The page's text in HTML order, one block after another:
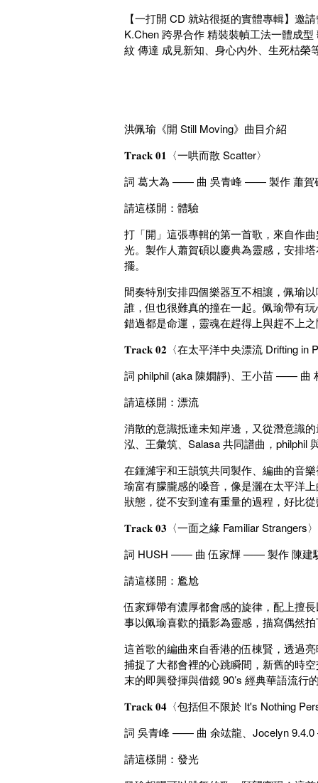
【一打開 CD 就站很挺的實體專輯】邀
K.Chen 跨界合作 精裝裝幀工法一體成
紋 傳達 成見新知、身心內外、生死枯榮
洪佩瑜《開 Still Moving》曲目介紹
𝐓𝐫𝐚𝐜𝐤 𝟎𝟏〈一哄而散 Scatter〉
詞 葛大為 —— 曲 吳青峰 —— 製作 蕭賀
請這樣開：體驗
打「開」這張專輯的第一首歌，來自作
光。製作人蕭賀碩以慶典為靈感，安排
擺。
間奏特別安排四個樂器互不相讓，佩瑜
誰，但也很難真的撞在一起。佩瑜帶有
錯過都是命運，靈魂在趕得上與趕不上
𝐓𝐫𝐚𝐜𝐤 𝟎𝟐〈在太平洋中央漂流 Drifting in
詞 philphil (aka 陳嫺靜)、王小苗 —— 曲
請這樣開：漂流
消散的意識抵達未知岸邊，又從潛意識
泓、王彙筑、Salasa 共同譜曲，philphil
在鍾濰宇和王韻筑共同製作、編曲的音
瑜富有朦朧感的嗓音，像是灑在太平洋
狀態，從不安到達有重量的過程，好比
𝐓𝐫𝐚𝐜𝐤 𝟎𝟑〈一面之緣 Familiar Strangers〉
詞 HUSH —— 曲 伍家輝 —— 製作 陳建
請這樣開：尷尬
伍家輝帶有濃厚都會感的旋律，配上擅
事以佩瑜喜歡的攝影為靈感，描寫偶然
這首歌的編曲來自香港的伍棟賢，透過
捕捉了大都會裡的心跳瞬間，新舊的時
末的即興發揮與借鏡 90’s 經典華語流行
𝐓𝐫𝐚𝐜𝐤 𝟎𝟒〈包括但不限於 It's Nothing
詞 吳青峰 —— 曲 余竑龍、Jocelyn
請這樣開：發光